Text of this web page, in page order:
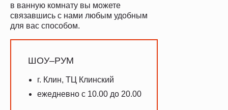
ШОУ–РУМ
г. Клин, ТЦ Клинский
ежедневно с 10.00 до 20.00
в ванную комнату вы можете
связавшись с нами любым удобным
для вас способом.